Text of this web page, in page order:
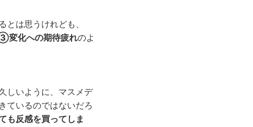
は思うけれども、
変化への期待疲れのよ
しいように、マスメデ
ているのではないだろ
も反感を買ってしま